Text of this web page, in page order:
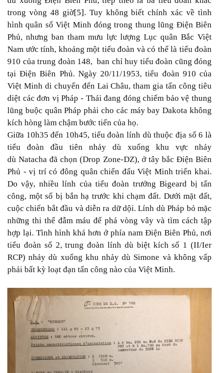
trong vòng 48 giờ[5]. Tuy không biết chính xác về tình
hình quân số Việt Minh đóng trong thung lũng Điện Biên
Phủ, nhưng ban tham mưu lực lượng Lục quân Bắc Việt
Nam ước tính, khoảng một tiểu đoàn và có thể là tiểu đoàn
910 của trung đoàn 148, ban chỉ huy tiểu đoàn cũng đóng
tại Điện Biên Phủ. Ngày 20/11/1953, tiểu đoàn 910 của
Việt Minh di chuyển đến Lai Châu, tham gia tấn công tiêu
diệt các đơn vị Pháp - Thái đang đóng chiếm bảo vệ thung
lũng buộc quân Pháp phải cho các máy bay Dakota không
kích hòng làm chậm bước tiến của họ.
Giữa 10h35 đến 10h45, tiểu đoàn lính dù thuộc địa số 6 là
tiểu đoàn đầu tiên nhảy dù xuống khu vực nhảy
dù Natacha đã chọn (Drop Zone-DZ), ở tây bắc Điện Biên
Phủ - vị trí có đông quân chiến đấu Việt Minh triển khai.
Do vậy, nhiều lính của tiểu đoàn trưởng Bigeard bị tấn
công, một số bị bắn hạ trước khi chạm đất. Dưới mặt đất,
cuộc chiến bắt đầu và diễn ra dữ dội. Lính dù Pháp bỏ mặc
những thi thể đẫm máu để phá vòng vây và tìm cách tập
hợp lại. Tình hình khá hơn ở phía nam Điện Biên Phủ, nơi
tiểu đoàn số 2, trung đoàn lính dù biệt kích số 1 (II/Ier
RCP) nhảy dù xuống khu nhảy dù Simone và không vấp
phải bất kỳ loạt đạn tấn công nào của Việt Minh.